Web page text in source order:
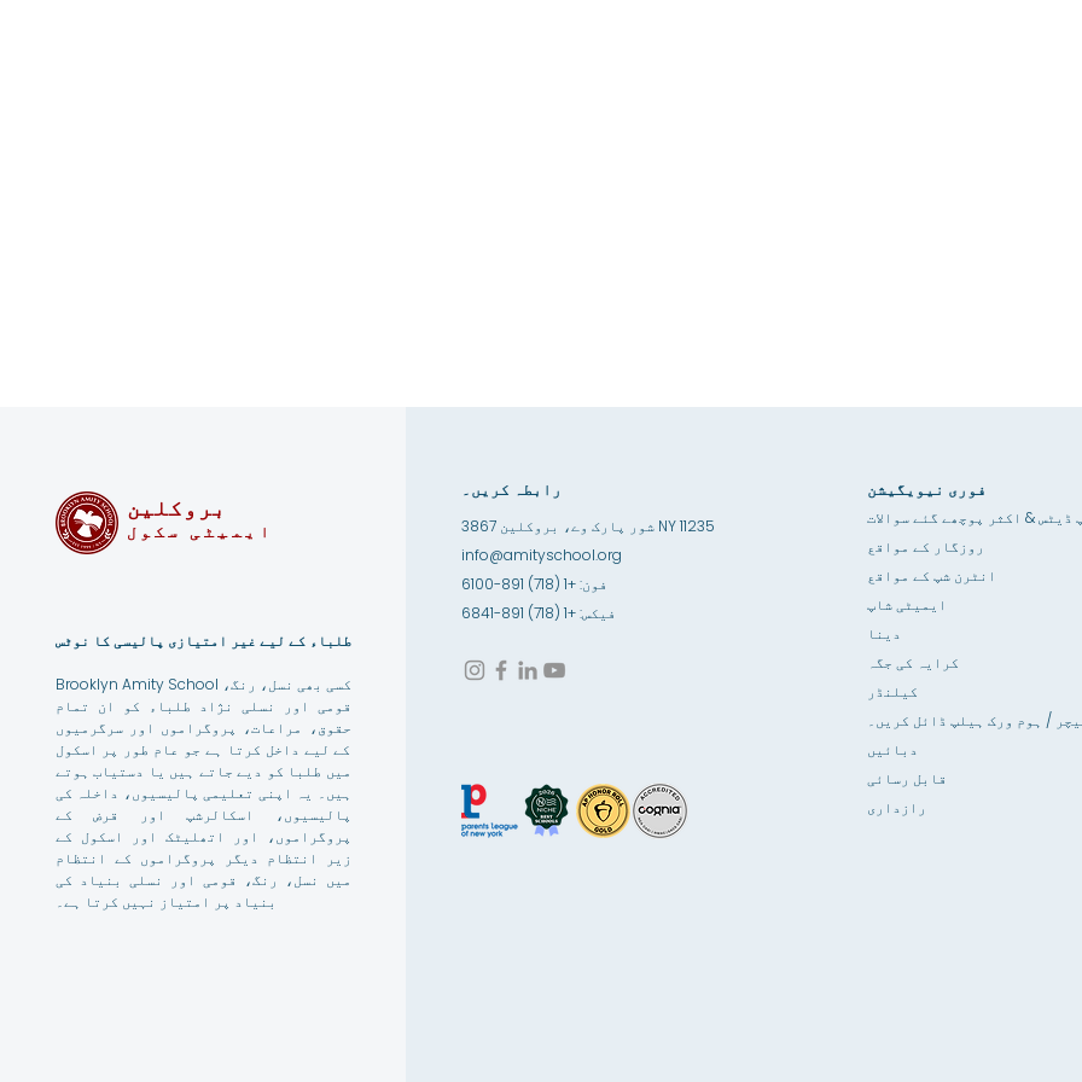
بروکلین
ایمیٹی سکول
طلباء کے لیے غیر امتیازی پالیسی کا نوٹس
Brooklyn Amity School کسی بھی نسل، رنگ،
قومی اور نسلی نژاد طلباء کو ان تمام
حقوق، مراعات، پروگراموں اور سرگرمیوں
کے لیے داخل کرتا ہے جو عام طور پر اسکول
میں طلبا کو دیے جاتے ہیں یا دستیاب ہوتے
ہیں۔ یہ اپنی تعلیمی پالیسیوں، داخلہ کی
پالیسیوں، اسکالرشپ اور قرض کے
پروگراموں، اور اتھلیٹک اور اسکول کے
زیر انتظام دیگر پروگراموں کے انتظام
میں نسل، رنگ، قومی اور نسلی بنیاد کی
بنیاد پر امتیاز نہیں کرتا ہے۔
رابطہ کریں۔
3867 شور پارک وے، بروکلین NY 11235
info@amityschool.org
فون: +1 (718) 891-6100
فوری نیویگیشن
ڈیٹس & اکثر پوچھے گئے سوالات
روزگار کے مواقع
انٹرن شپ کے مواقع
ایمیٹی شاپ
دینا
کرایہ کی جگہ
کیلنڈر
/ ہوم ورک ہیلپ ڈائل کریں۔
دبائیں
رازداری